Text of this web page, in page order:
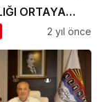
ORTAYA
2 yıl önce